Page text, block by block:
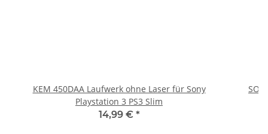
KEM 450DAA Laufwerk ohne Laser für Sony
Playstation 3 PS3 Slim
14,99 € *